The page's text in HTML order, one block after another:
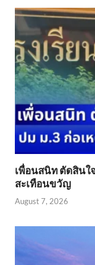
เพื่อนสนิท ตัดสินใ
สะเทือนขวัญ
August 7, 2026